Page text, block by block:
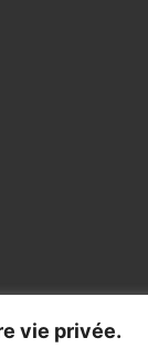
vie privée.